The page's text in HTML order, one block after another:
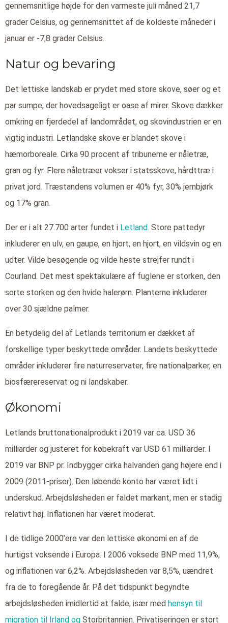
gennemsnitlige højde for den varmeste juli måned 21,7
grader Celsius, og gennemsnittet af de koldeste måneder i
januar er -7,8 grader Celsius.
Natur og bevaring
Det lettiske landskab er prydet med store skove, søer og et
par sumpe, der hovedsageligt er oase af mirer. Skove dækker
omkring en fjerdedel af landområdet, og skovindustrien er en
vigtig industri. Letlandske skove er blandet skove i
hæmorboreale. Cirka 90 procent af tribunerne er nåletræ,
gran og fyr. Flere nåletræer vokser i statsskove, hårdttræ i
privat jord. Træstandens volumen er 40% fyr, 30% jernbjørk
og 17% gran.
Der er i alt 27.700 arter fundet i Letland. Store pattedyr
inkluderer en ulv, en gaupe, en hjort, en hjort, en vildsvin og en
udter. Vilde besøgende og vilde heste strejfer rundt i
Courland. Det mest spektakulære af fuglene er storken, den
sorte storken og den hvide halerørn. Planterne inkluderer
over 30 sjældne palmer.
En betydelig del af Letlands territorium er dækket af
forskellige typer beskyttede områder. Landets beskyttede
områder inkluderer fire naturreservater, fire nationalparker, en
biosfærereservat og ni landskaber.
Økonomi
Letlands bruttonationalprodukt i 2019 var ca. USD 36
milliarder og justeret for købekraft var USD 61 milliarder. I
2019 var BNP pr. Indbygger cirka halvanden gang højere end i
2009 (2011-priser). Den løbende konto har været lidt i
underskud. Arbejdsløsheden er faldet markant, men er stadig
relativt høj. Inflationen har været moderat.
I de tidlige 2000’ere var den lettiske økonomi en af de
hurtigst voksende i Europa. I 2006 voksede BNP med 11,9%,
og inflationen var 6,2%. Arbejdsløsheden var 8,5%, uændret
fra de to foregående år. På det tidspunkt begyndte
arbejdsløsheden imidlertid at falde, især med hensyn til
migration til Irland og Storbritannien. Privatiseringen er stort